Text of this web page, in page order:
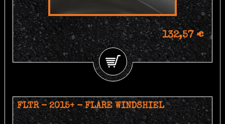
132,57 €
FLTR - 2015+ - FLARE WINDSHIEL